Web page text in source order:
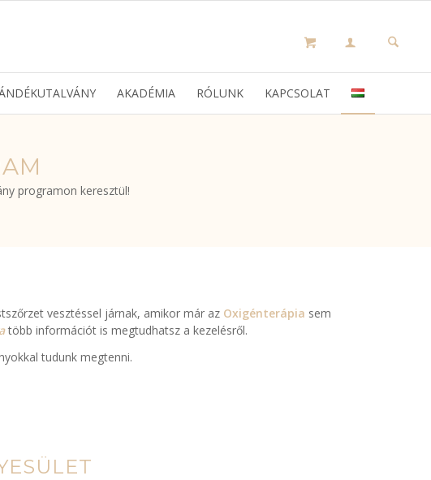
AKADÉMIA RÓLUNK KAPCSOLAT
programon keresztül!
vesztéssel járnak, amikor már az Oxigénterápia sem
több információt is megtudhatsz a kezelésről.
tudunk megtenni.